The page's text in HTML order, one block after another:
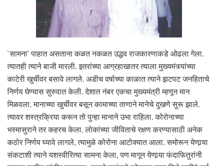
`सामना’ पाहात असताना कळत नकळत उद्धव राजकारणाकडे ओढला गेला.
त्यातही त्याने बाजी मारली. इतरांच्या आग्रहाखातर त्याला मुख्यमंत्र्यांच्या
काटेरी खुर्चीवर बसावे लागले. अडीच वर्षाच्या काळात त्याने झटपट जनहिताचे
निर्णय घेण्यास सुरुवात केली. देशात नंबर एकचा मुख्यमंत्री म्हणून मान
मिळवला. मानाच्या खुर्चीवर बसून कामाच्या ताणाने मानेचे दुखणे सुरू झाले.
त्यावर शस्त्रक्रिया करून तो पुन्हा मानाने उभा राहिला. कोरोनाच्या
भस्मासुराने तर कहरच केला. लोकांच्या जीविताचे रक्षण करण्यासाठी अनेक
कठोर निर्णय घ्यावे लागले, त्यामुळे कोरोना आटोक्यात आला. समोरून येणार्‍या
संकटाशी त्याने यशस्वीरित्या सामना केला, पण मागून येणार्‍या फंदाफितुरांनी